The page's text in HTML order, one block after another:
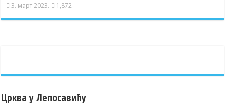
3. март 2023. 1,872
Црква у Лепосавићу